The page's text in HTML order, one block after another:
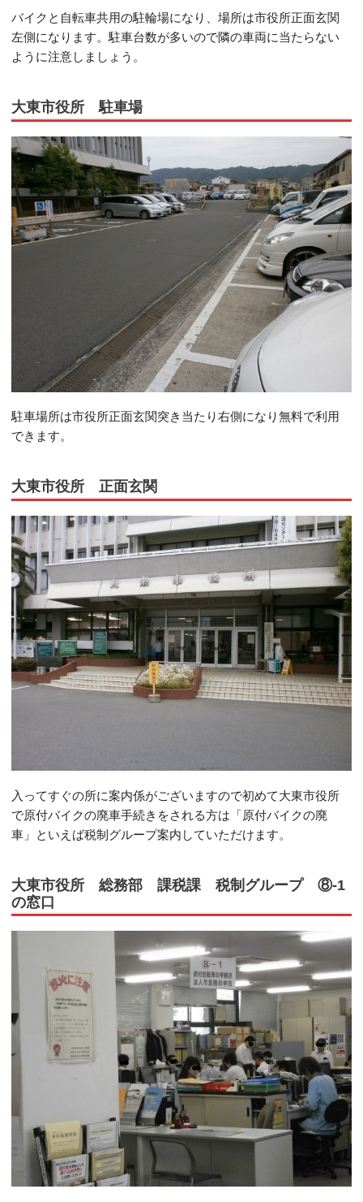
バイクと自転車共用の駐輪場になり、場所は市役所正面玄関
左側になります。駐車台数が多いので隣の車両に当たらない
ように注意しましょう。
大東市役所 駐車場
駐車場所は市役所正面玄関突き当たり右側になり無料で利用
できます。
大東市役所 正面玄関
入ってすぐの所に案内係がございますので初めて大東市役所
で原付バイクの廃車手続きをされる方は「原付バイクの廃
車」といえば税制グループ案内していただけます。
大東市役所 総務部 課税課 税制グループ ⑧-1
の窓口